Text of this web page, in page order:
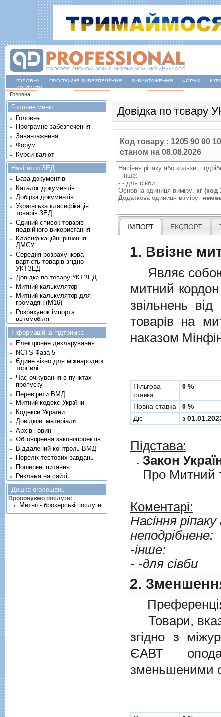
ГОЛОВНА ПРОГРАМНЕ ЗАБЕЗПЕЧЕННЯ ЗАВАНТАЖЕННЯ ФОРУМ
КОНТАКТИ
Ви є тут
Головна
Довідка по товару
Код товару : 1205 90 00 10
станом на 08.08.2026
Насiння рiпаку або кользи,
- iнше:
- - для сiвби
Основна одиниця виміру: кг (код
Додаткова одиниця виміру: немає
ІМПОРТ ЕКСПОРТ
1. Ввізне
Являє собою
митний
звiльнень вiд
товарiв на
наказом
Пільгова
ставка
0 %
Повна ставка
0 %
Діє
з
Підстава:
Закон
Про Митний
Коментарі:
Насiння рiпаку або
неподрiбнене:
-iнше:
- -для сiвби
2.
Товари,
згiдно з
ЄАВТ
зменьшеними
Головне меню
Головна
Програмне забезпечення
Завантаження
Форум
Курси валют
Навігатор ЗЕД
База документів
Каталог документів
Добірка документів
Українська класифікація
товарів ЗЕД
Єдиний список товарів
подвійного використання
Класифікаційні рішення
ДМСУ
Середня розрахункова
вартість товарів згідно
УКТЗЕД
Довідка по товару УКТЗЕД
Митний калькулятор
Митний калькулятор для
громадян (М16)
Розрахунок імпорта
автомобіля
Інформаційна підтримка
Електронне декларування
NCTS Фаза 5
Єдине вікно для міжнародної
торгівлі
Час очікування в пунктах
пропуску
Перевірити ВМД
Митний кодекс України
Кодекси України
Довідкові матеріали
Архів новин
Обговорення законопроектів
Віддалений контроль ВМД
Перелік тестових завдань
Поширені питання
Реклама на сайті
Дошка оголошень
Пропонуємо послуги:
Митно - брокерські послуги